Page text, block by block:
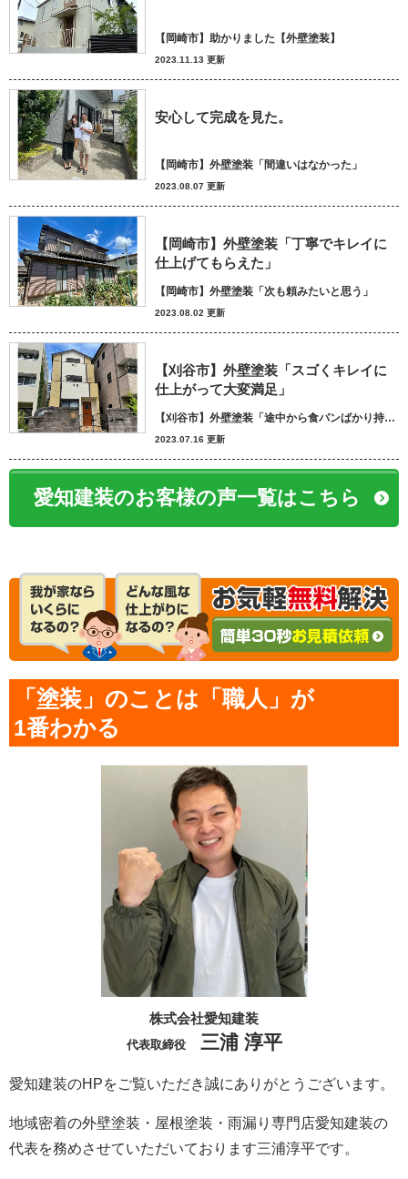
【岡崎市】助かりました【外壁塗装】
2023.11.13 更新
安心して完成を見た。
【岡崎市】外壁塗装「間違いはなかった」
2023.08.07 更新
【岡崎市】外壁塗装「丁寧でキレイに
仕上げてもらえた」
【岡崎市】外壁塗装「次も頼みたいと思う」
2023.08.02 更新
【刈谷市】外壁塗装「スゴくキレイに
仕上がって大変満足」
【刈谷市】外壁塗装「途中から食パンばかり持ってきてパン屋さんかと思いました笑」
2023.07.16 更新
愛知建装のお客様の声一覧はこちら
「塗装」のことは「職人」が
1番わかる
株式会社愛知建装
代表取締役 三浦 淳平
愛知建装のHPをご覧いただき誠にありがとうございます。
地域密着の外壁塗装・屋根塗装・雨漏り専門店愛知建装の
代表を務めさせていただいております三浦淳平です。